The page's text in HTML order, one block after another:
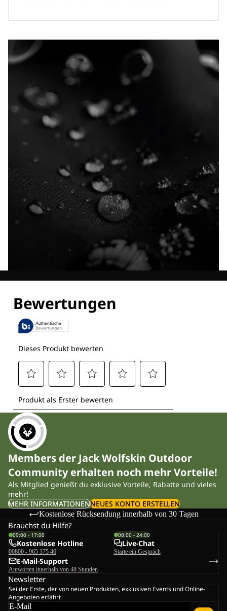
Members der Jack Wolfskin Outdoor
Community erhalten noch mehr Vorteile!
Als Mitglied genießt du exklusive Vorteile, Rabatte und vieles
mehr!
MEHR INFORMATIONENNEUES KONTO ERSTELLEN
Kostenlose Rücksendung innerhalb von 30 Tagen
Brauchst du Hilfe?
09:00 - 17:00
Kostenlose Hotline
00800 - 965 375 46
00:00 - 24:00
Live-Chat
Starte ein Gespräch
E-Mail-Support
Antworten innerhalb von 48 Stunden
Newsletter
Sei der Erste, der von neuen Produkten, exklusiven Events und Online-
Angeboten erfährt
E-Mail